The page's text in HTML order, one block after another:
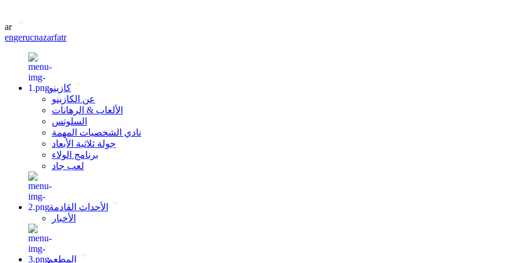
ar
engerucnazarfatr
كازينو
عن الكازينو
الألعاب & الرهانات
السلوتس
نادي الشخصيات المهمة
جولة ثلاثية الأبعاد
برنامج الولاء
لعب جاد
الأحداث القادمة
الأخبار
المطعم